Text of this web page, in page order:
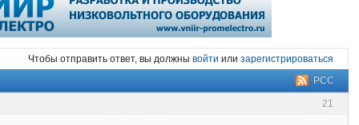
Чтобы отправить ответ, вы должны войти или зарегистрироваться
РСС
21